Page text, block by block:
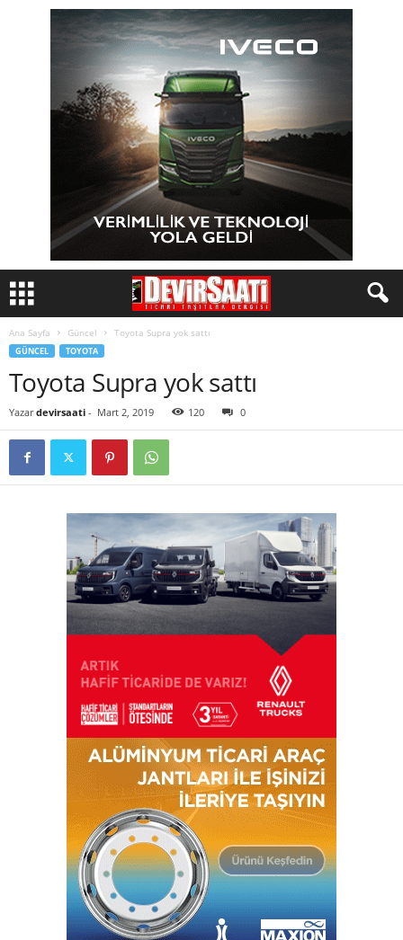
Ana Sayfa Güncel Toyota Supra yok sattı
GÜNCEL TOYOTA
Toyota Supra yok sattı
Yazar devirsaati - Mart 2, 2019 120 0